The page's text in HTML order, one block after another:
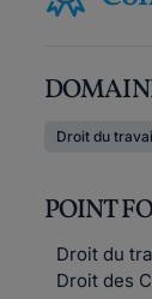
Droit du
POINT
Droit du
Droit des